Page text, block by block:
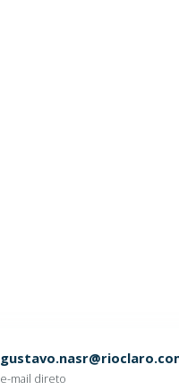
e-mail direto